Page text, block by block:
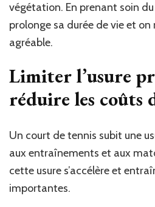
végétation. En prenant soin
prolonge sa durée de vie et
agréable.
Limiter l’usure
réduire les coûts
Un court de tennis subit une
aux entraînements et aux
cette usure s’accélère et
importantes.